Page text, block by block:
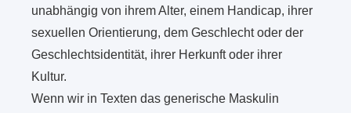
unabhängig von ihrem Alter, einem Handicap, ihrer
sexuellen Orientierung, dem Geschlecht oder der
Geschlechtsidentität, ihrer Herkunft oder ihrer
Kultur.
Wenn wir in Texten das generische Maskulin